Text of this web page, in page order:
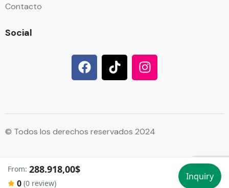
From: 288.918,00$
0 (0 review)
Inquiry
Contacto
Social
© Todos los derechos reservados 2024
//